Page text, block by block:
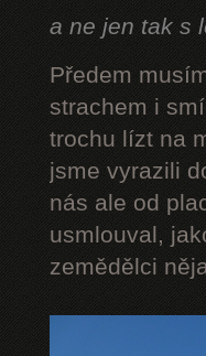
a ne jen tak s
Předem
strachem i
trochu lízt na
jsme vyrazili
nás ale od
usmlouval,
zemědělci